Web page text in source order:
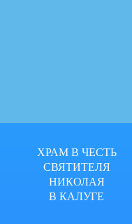
ХРАМ В ЧЕСТЬ
СВЯТИТЕЛЯ
НИКОЛАЯ
В КАЛУГЕ